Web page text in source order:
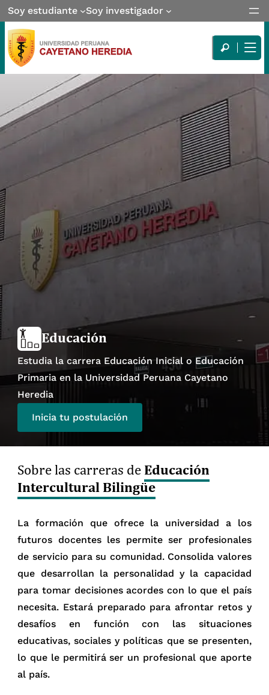
Soy estudiante Soy investigador
Educación
Estudia la carrera Educación Inicial o Educación
Primaria en la Universidad Peruana Cayetano
Heredia
Inicia tu postulación
Sobre las carreras de Educación
Intercultural Bilingüe
La formación que ofrece la universidad a los
futuros docentes les permite ser profesionales
de servicio para su comunidad. Consolida valores
que desarrollan la personalidad y la capacidad
para tomar decisiones acordes con lo que el país
necesita. Estará preparado para afrontar retos y
desafíos en función con las situaciones
educativas, sociales y políticas que se presenten,
lo que le permitirá ser un profesional que aporte
al país.